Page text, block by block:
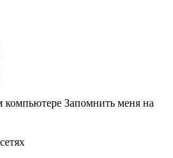
компьютере Запомнить меня на